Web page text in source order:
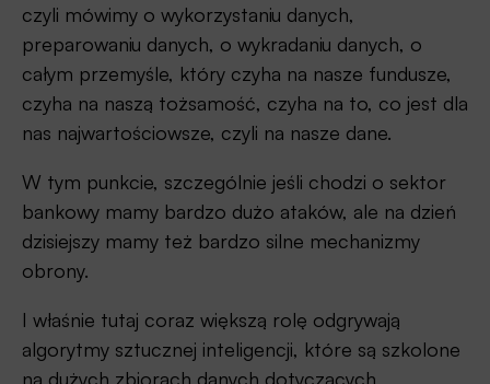
czyli mówimy o wykorzystaniu danych,
preparowaniu danych, o wykradaniu danych, o
całym przemyśle, który czyha na nasze fundusze,
czyha na naszą tożsamość, czyha na to, co jest dla
nas najwartościowsze, czyli na nasze dane.
W tym punkcie, szczególnie jeśli chodzi o sektor
bankowy mamy bardzo dużo ataków, ale na dzień
dzisiejszy mamy też bardzo silne mechanizmy
obrony.
I właśnie tutaj coraz większą rolę odgrywają
algorytmy sztucznej inteligencji, które są szkolone
na dużych zbiorach danych dotyczących